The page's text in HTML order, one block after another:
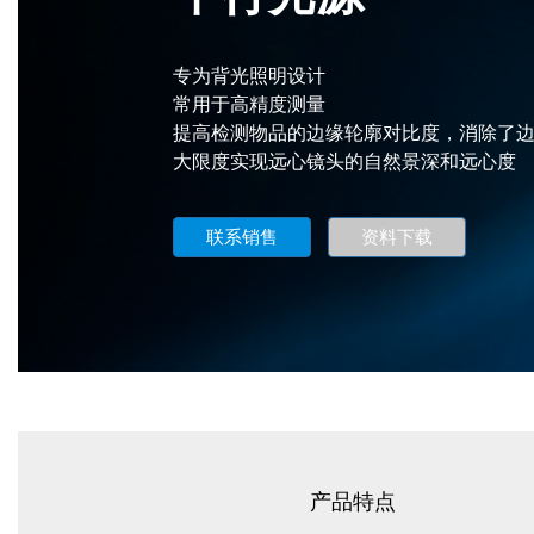
专为背光照明设计
常用于高精度测量
提高检测物品的边缘轮廓对比度，消除了
大限度实现远心镜头的自然景深和远心度
联系销售 资料下载
产品特点